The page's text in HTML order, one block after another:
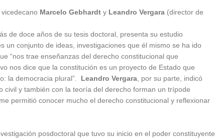
Marcelo Gebhardt y Leandro Vergara (director de
de doce años de su tesis doctoral, presenta su estudio
un conjunto de ideas, investigaciones que él mismo se ha ido
“nos trae enseñanzas del derecho constitucional que
nos dice que la constitución es un proyecto de Estado que
la democracia plural”. Leandro Vergara , por su parte, indicó
civil y también con la teoría del derecho forman un trípode
permitió conocer mucho el derecho constitucional y reflexionar
posdoctoral que tuvo su inicio en el poder constituyente